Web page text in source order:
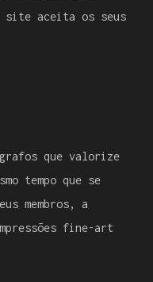
site aceita os seus
que valorize
tempo que se
membros, a
fine-art